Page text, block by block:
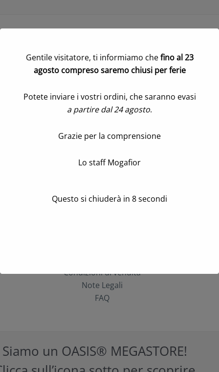
Vai al sito vetrina
Condizioni di vendita
Note Legali
FAQ
Siamo un OASIS® MEGASTORE!
Gentile visitatore, ti informiamo chefino al 23
agosto compreso saremo chiusi per ferie
Potete inviare i vostri ordini, che saranno evasi
a partire dal 24 agosto.
Grazie per la comprensione
Lo staff Mogafior
Questo si chiuderà in 8secondi